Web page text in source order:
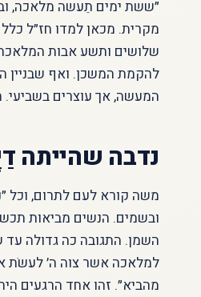
״ששת ימים תֵעשה מלאכה,
מקרית. מכאן למדו חז״ל
שלושים ותשע אבות
להקמת המשכן. ואף שבניין
המעשה, אך עוצרים
נדבה שהייתה
משה קורא לעם לתרום, וכל
ובשמים. הנשים מביאות
השמן. התגובה כה גדולה
למלאכה אשר צוה ה׳ לעשֹת
מהביא״. זהו אחד הרגעים